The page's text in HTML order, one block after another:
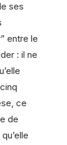
ses
entre le
: il ne
ce
de